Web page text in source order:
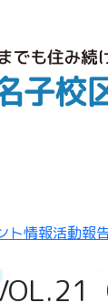
ト情報活動報